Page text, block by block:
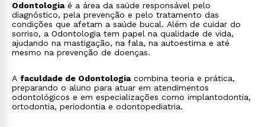
Odontologiaé a área da saúde responsável pelo
diagnóstico, pela prevenção e pelo tratamento das
condições que afetam a saúde bucal. Além de cuidar do
sorriso, a Odontologia tem papel na qualidade de vida,
ajudando na mastigação, na fala, na autoestima e até
mesmo na prevenção de doenças.
A faculdade de Odontologiacombina teoria e prática,
preparando o aluno para atuar em atendimentos
odontológicos e em especializações como implantodontia,
ortodontia, periodontia e odontopediatria.